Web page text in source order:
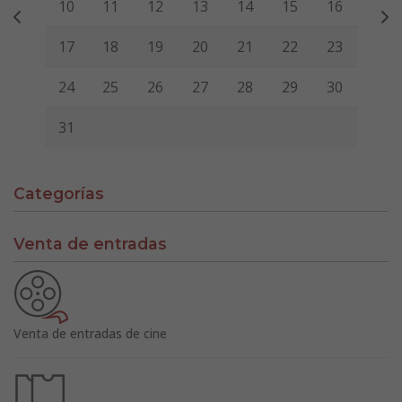
10 11 12 13 14 15 16
17 18 19 20 21 22 23
24 25 26 27 28 29 30
31
Categorías
Venta de entradas
Venta de entradas de cine